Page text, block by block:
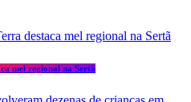
mel regional na Sertã